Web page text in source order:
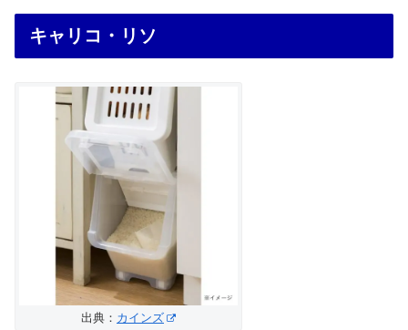
キャリコ・リソ
出典： カインズ